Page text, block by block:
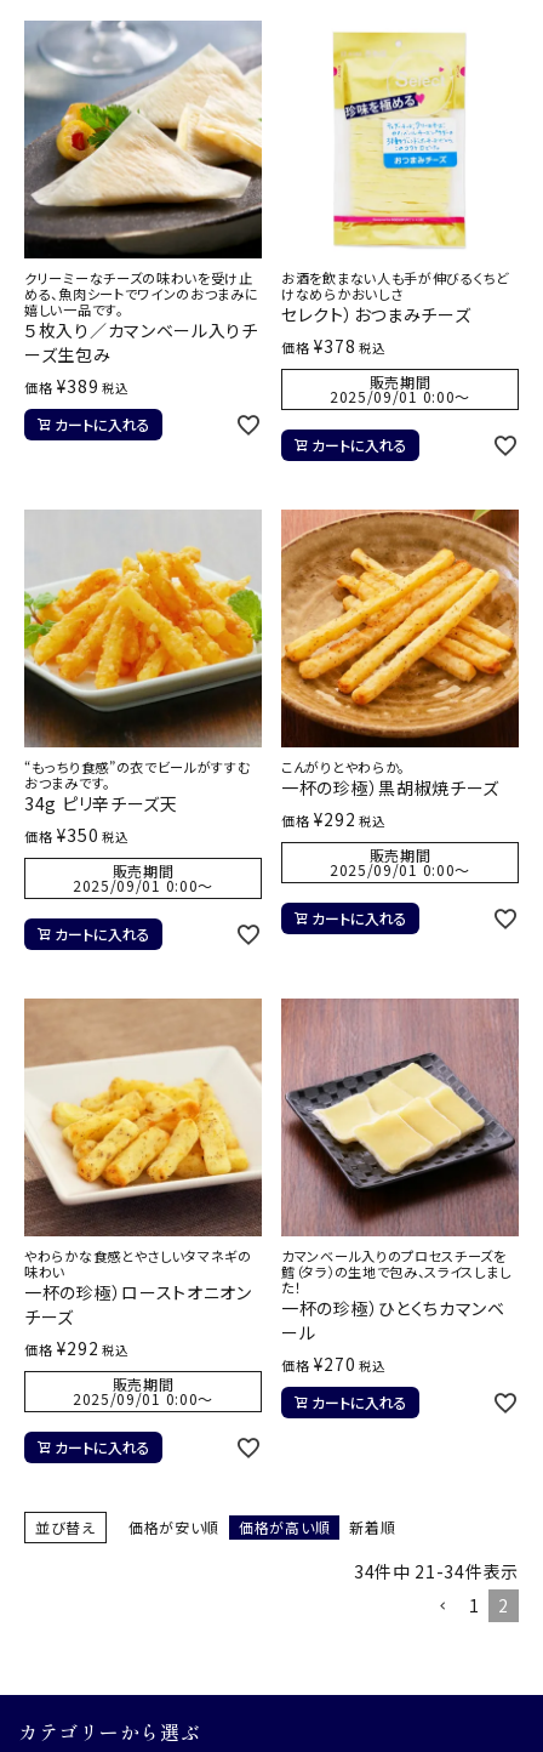
クリーミーなチーズの味わいを受け止
める、魚肉シートでワインのおつまみに
嬉しい一品です。
５枚入り／カマンベール入りチ
ーズ生包み
価格 ¥389 税込
カートに入れる
お酒を飲まない人も手が伸びるくちど
けなめらかおいしさ
セレクト）おつまみチーズ
価格 ¥378 税込
販売期間
2025/09/01 0:00〜
カートに入れる
“もっちり食感”の衣でビールがすすむ
おつまみです。
34g ピリ辛チーズ天
価格 ¥350 税込
販売期間
2025/09/01 0:00〜
カートに入れる
こんがりとやわらか。
一杯の珍極）黒胡椒焼チーズ
価格 ¥292 税込
販売期間
2025/09/01 0:00〜
カートに入れる
やわらかな食感とやさしいタマネギの
味わい
一杯の珍極）ローストオニオン
チーズ
価格 ¥292 税込
販売期間
2025/09/01 0:00〜
カートに入れる
カマンベール入りのプロセスチーズを
鱈（タラ）の生地で包み、スライスしまし
た！
一杯の珍極）ひとくちカマンベ
ール
価格 ¥270 税込
カートに入れる
並び替え 価格が安い順 価格が高い順 新着順
34件中 21-34件表示
1
2
カテゴリーから選ぶ